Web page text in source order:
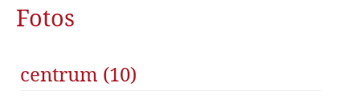
Fotos
centrum (10)